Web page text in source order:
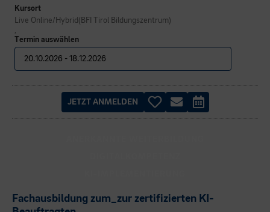
Kursort
Live Online/Hybrid(BFI Tirol Bildungszentrum)
,
Termin auswählen
JETZT ANMELDEN
Fachausbildung zum_zur zertifizierten KI-